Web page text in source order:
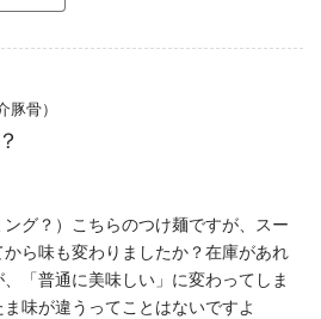
骨）
グ？）こちらのつけ麺ですが、スー
ら味も変わりましたか？在庫があれ
「普通に美味しい」に変わってしま
味が違うってことはないですよ